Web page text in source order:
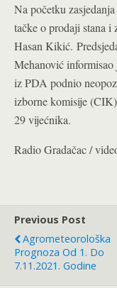
Na početku
tačke o prodaji stana i
Hasan Kikić.
Mehanović
iz PDA podnio
izborne komisije
29 vijećnika.
Radio Gradačac /
Previous Post
Agrometeorološka
Prognoza Od 1. Do
7.11.2021. Godine